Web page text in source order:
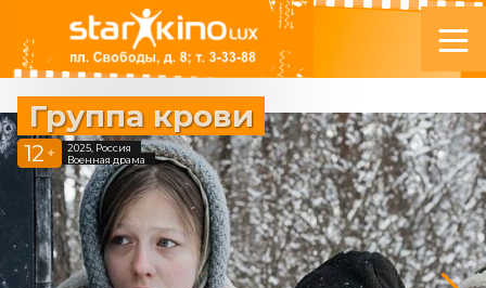
Группа крови
12 +
2025, Россия
Военная драма